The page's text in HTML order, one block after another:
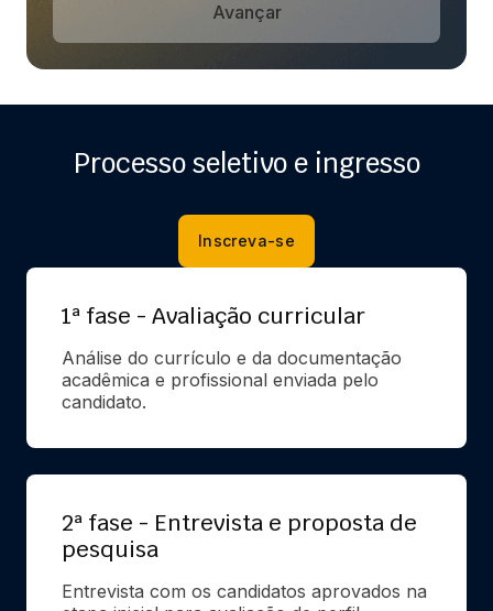
Avançar
Processo seletivo e ingresso
Inscreva-se
1ª fase - Avaliação curricular
Análise do currículo e da documentação
acadêmica e profissional enviada pelo
candidato.
2ª fase - Entrevista e proposta de
pesquisa
Entrevista com os candidatos aprovados na